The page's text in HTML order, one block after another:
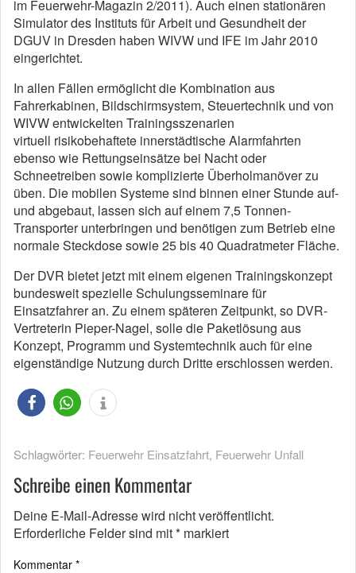
im Feuerwehr-Magazin 2/2011). Auch einen stationären
Simulator des Instituts für Arbeit und Gesundheit der
DGUV in Dresden haben WIVW und IFE im Jahr 2010
eingerichtet.
In allen Fällen ermöglicht die Kombination aus
Fahrerkabinen, Bildschirmsystem, Steuertechnik und von
WIVW entwickelten Trainingsszenarien
virtuell risikobehaftete innerstädtische Alarmfahrten
ebenso wie Rettungseinsätze bei Nacht oder
Schneetreiben sowie komplizierte Überholmanöver zu
üben. Die mobilen Systeme sind binnen einer Stunde auf-
und abgebaut, lassen sich auf einem 7,5 Tonnen-
Transporter unterbringen und benötigen zum Betrieb eine
normale Steckdose sowie 25 bis 40 Quadratmeter Fläche.
Der DVR bietet jetzt mit einem eigenen Trainingskonzept
bundesweit spezielle Schulungsseminare für
Einsatzfahrer an. Zu einem späteren Zeitpunkt, so DVR-
Vertreterin Pieper-Nagel, solle die Paketlösung aus
Konzept, Programm und Systemtechnik auch für eine
eigenständige Nutzung durch Dritte erschlossen werden.
Schlagwörter: Feuerwehr Einsatzfahrt, Feuerwehr Unfall
Schreibe einen Kommentar
Deine E-Mail-Adresse wird nicht veröffentlicht.
Erforderliche Felder sind mit* markiert
Kommentar *